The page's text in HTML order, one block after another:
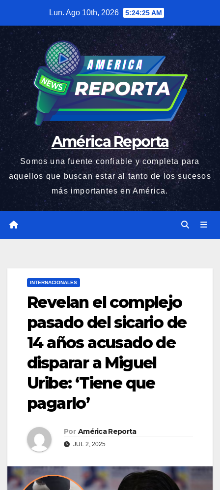
contenido
Lun. Ago 10th, 2026 5:24:26 AM
América Reporta
Somos una fuente confiable y completa para
aquellos que buscan estar al tanto de los sucesos
más importantes en América.
INTERNACIONALES
Revelan el complejo
pasado del sicario de
14 años acusado de
disparar a Miguel
Uribe: ‘Tiene que
pagarlo’
Por América Reporta
JUL 2, 2025